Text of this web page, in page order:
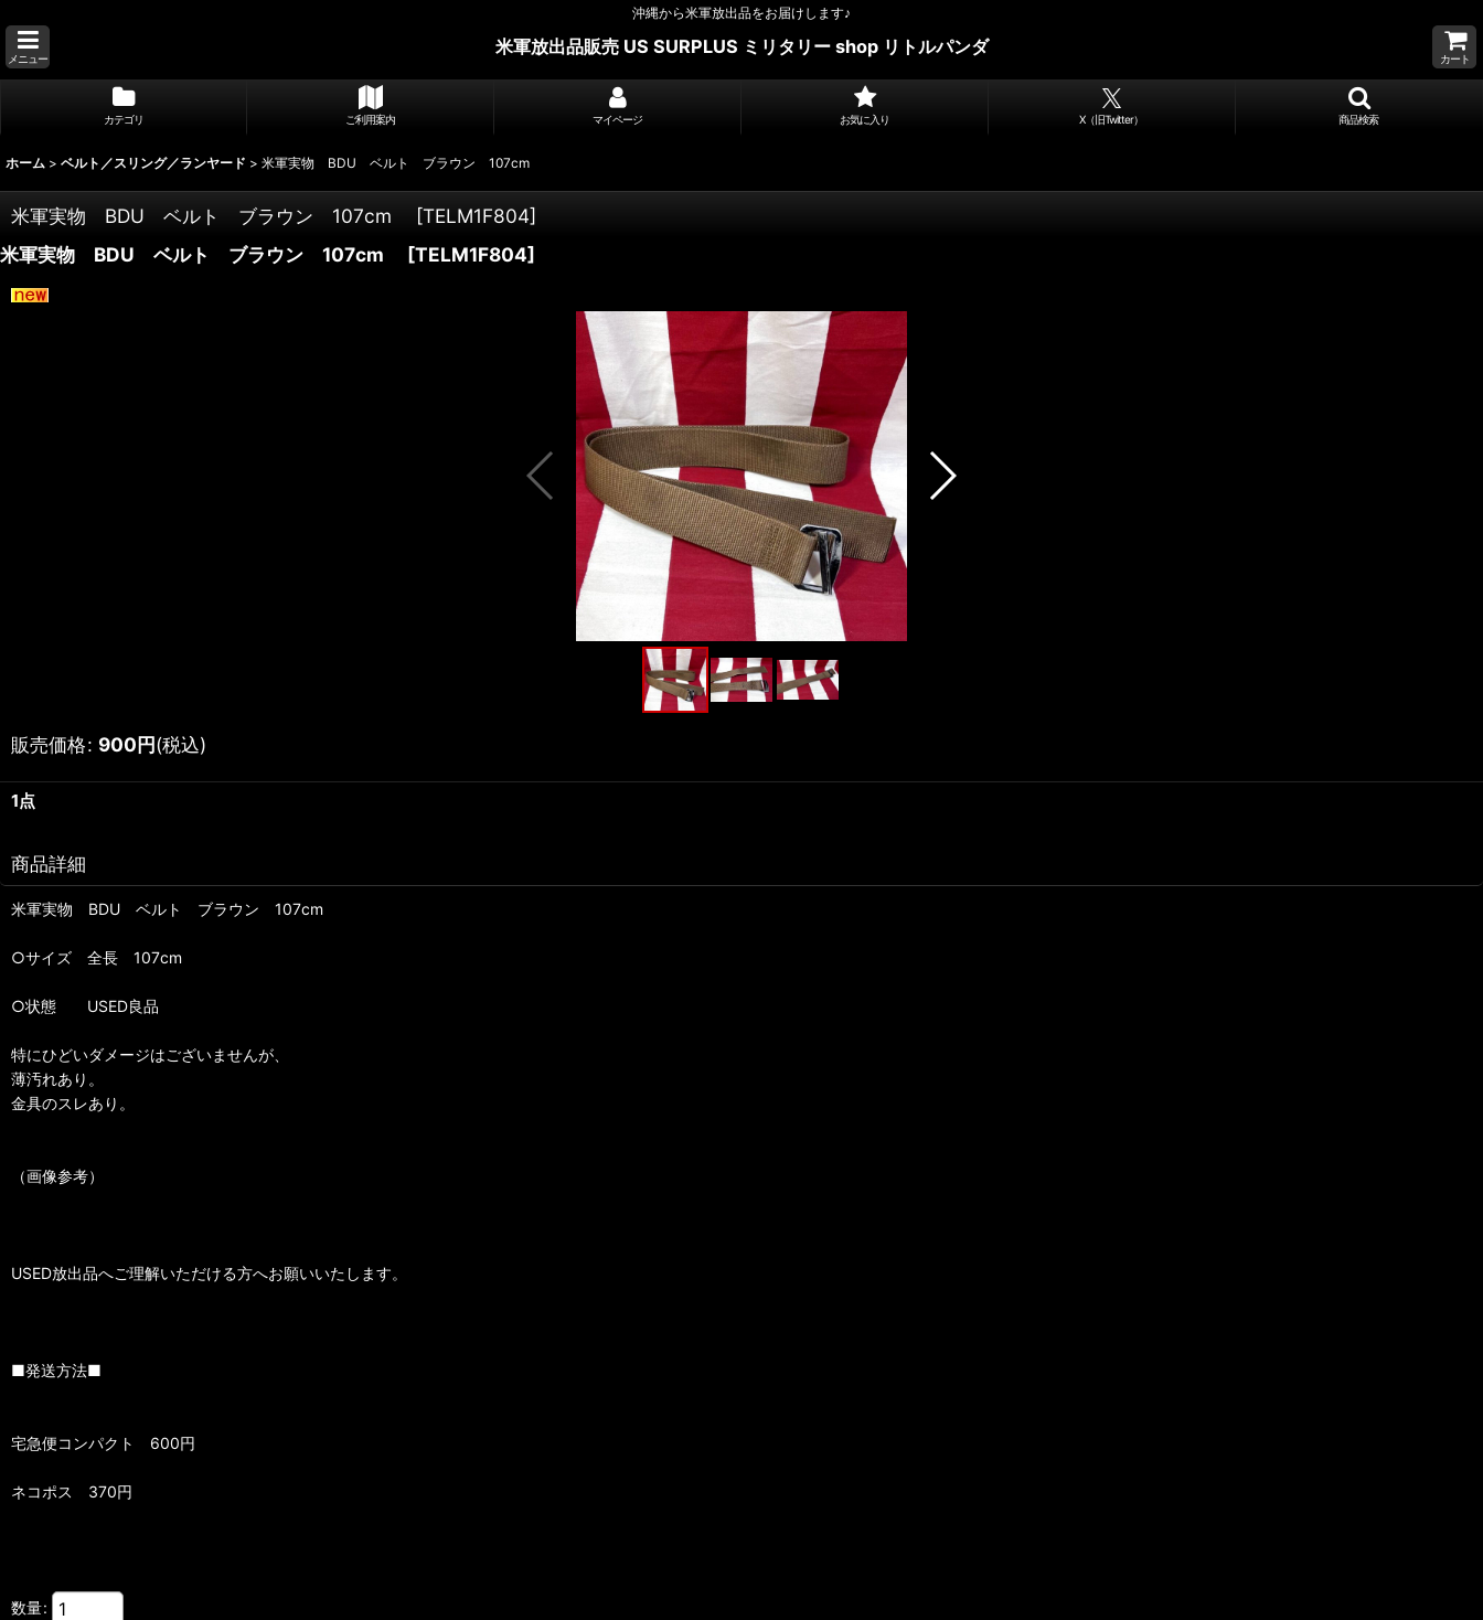
沖縄から米軍放出品をお届けします♪
メニュー
米軍放出品販売 US SURPLUS ミリタリー shop リトルパンダ
カート
カテゴリ ご利用案内 マイページ お気に入り X（旧Twitter） 商品検索
ホーム > ベルト／スリング／ランヤード > 米軍実物 BDU ベルト ブラウン 107cm
米軍実物 BDU ベルト ブラウン 107cm [TELM1F804]
米軍実物 BDU ベルト ブラウン 107cm
[TELM1F804]
販売価格: 900円(税込)
1点
商品詳細
米軍実物 BDU ベルト ブラウン 107cm
○サイズ 全長 107cm
○状態 USED良品
特にひどいダメージはございませんが、
薄汚れあり。
金具のスレあり。
（画像参考）
USED放出品へご理解いただける方へお願いいたします。
■発送方法■
宅急便コンパクト 600円
ネコポス 370円
数量: